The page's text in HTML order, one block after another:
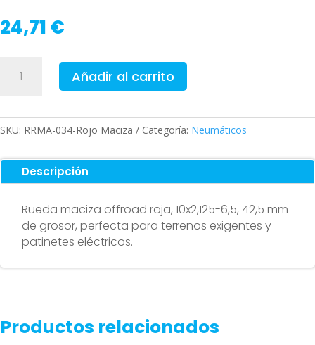
24,71€
maciza
10x2,125-
42,5mm
cantidad
Añadir al carrito
SKU: RRMA-034-Rojo Maciza Categoría: Neumáticos
Descripción
Rueda maciza offroad roja, 10x2,125-6,5, 42,5 mm
de grosor, perfecta para terrenos exigentes y
patinetes eléctricos.
Productos relacionados